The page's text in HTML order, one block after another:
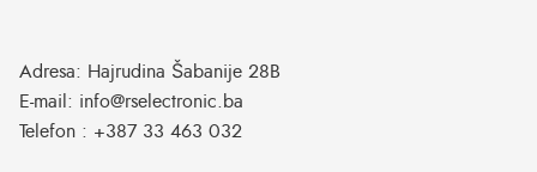
Adresa: Hajrudina Šabanije 28B
E-mail: info@rselectronic.ba
Telefon : +387 33 463 032